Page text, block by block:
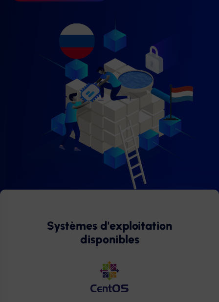
Systèmes d'exploitation
disponibles